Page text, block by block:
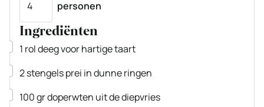
personen
Ingrediënten
▢
1 roldeeg voor hartige taart
▢
2stengelsprei in dunne ringen
▢
100grdoperwten uit de diepvries